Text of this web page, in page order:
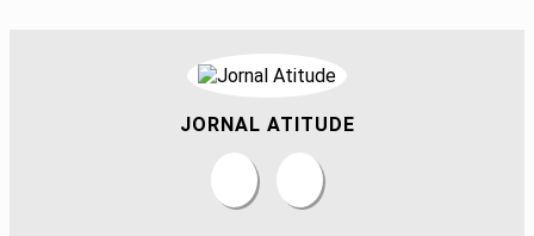
JORNAL ATITUDE